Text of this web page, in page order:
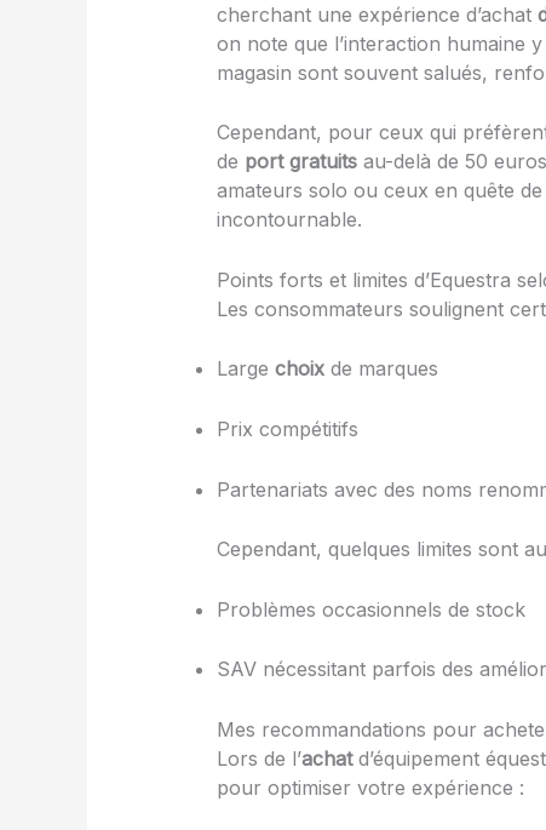
cherchant une expérience d’achat
on note que l’interaction humaine
magasin sont souvent salués,
Cependant, pour ceux qui
de port gratuitsau-delà de 50
amateurs solo ou ceux en quête
incontournable.
Points forts et limites d’Equestra
Les consommateurs soulignent
Large choixde marques
Prix compétitifs
Partenariats avec des noms
Cependant, quelques limites sont
Problèmes occasionnels de stock
SAV nécessitant parfois des
Mes recommandations pour
Lors de l’achatd’équipement
pour optimiser votre expérience :